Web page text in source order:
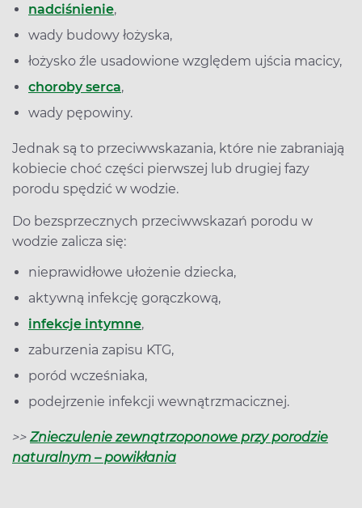
nadciśnienie,
wady budowy łożyska,
łożysko źle usadowione względem ujścia macicy,
choroby serca,
wady pępowiny.
Jednak są to przeciwwskazania, które nie zabraniają
kobiecie choć części pierwszej lub drugiej fazy
porodu spędzić w wodzie.
Do bezsprzecznych przeciwwskazań porodu w
wodzie zalicza się:
nieprawidłowe ułożenie dziecka,
aktywną infekcję gorączkową,
infekcje intymne,
zaburzenia zapisu KTG,
poród wcześniaka,
podejrzenie infekcji wewnątrzmacicznej.
>> Znieczulenie zewnątrzoponowe przy porodzie
naturalnym – powikłania